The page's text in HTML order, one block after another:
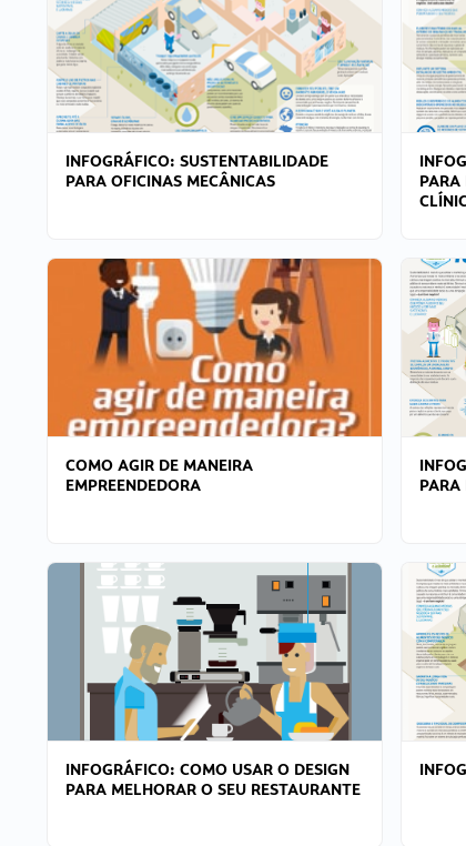
INFOGRÁFICO: SUSTENTABILIDADE
PARA OFICINAS MECÂNICAS
PARA
COMO AGIR DE MANEIRA
EMPREENDEDORA
PARA
INFOGRÁFICO: COMO USAR O DESIGN
PARA MELHORAR O SEU RESTAURANTE